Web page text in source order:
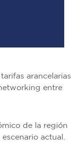
arancelarias
entre
de la región
actual.